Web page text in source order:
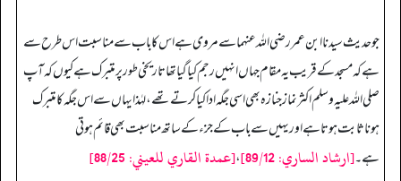
جو حدیث سیدنا ابن عمر رضی اللہ عنہما سے مروی ہے اس کا باب سے مناسبت اس طرح سے
ہے کہ مسجد کے قریب یہ مقام جہاں انہیں رجم کیا گیا تھا تاریخی طور پر متبرک ہے کیوں کہ آپ
صلی اللہ علیہ وسلم اکثر نماز جنازہ بھی اسی جگہ ادا کیا کرتے تھے، لہٰذا یہاں سے اس جگہ کا متبرک
ہونا ثابت ہوتا ہے اور یہیں سے باب کے جزء کے ساتھ مناسبت بھی قائم ہوتی
ہے۔[ارشاد الساري: 89/12] ،[عمدة القاري للعيني: 88/25]